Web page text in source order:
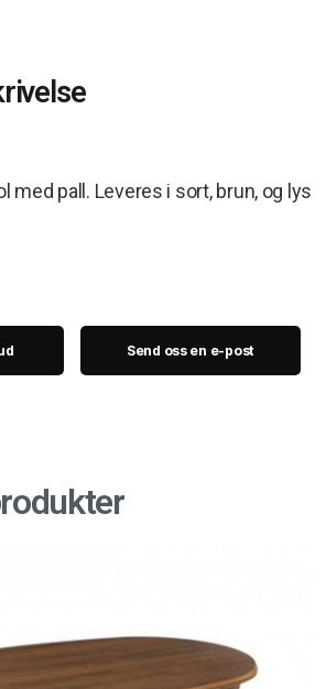
med pall. Leveres i sort, brun, og lys
Send oss en e-post